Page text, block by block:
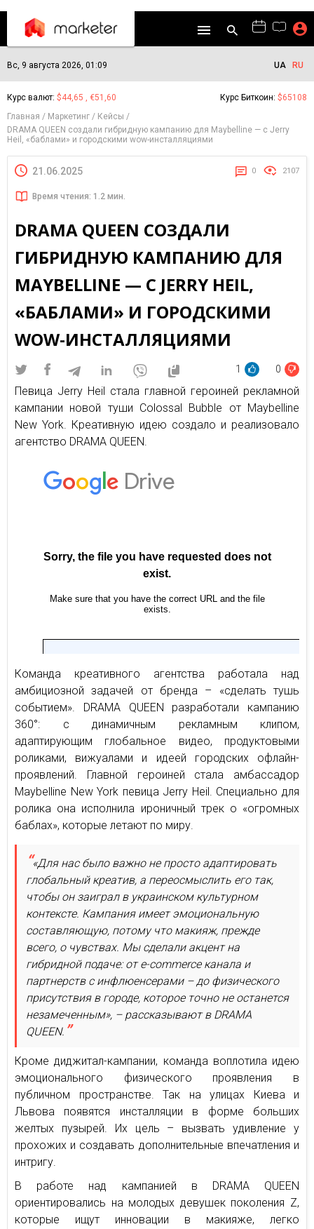
Вс, 9 августа 2026, 01:09 UA RU
Курс валют: $44,65 , €51,60 Курс Биткоин: $65108
Главная
Маркетинг
Кейсы
DRAMA QUEEN создали гибридную кампанию для Maybelline — с Jerry
Heil, «баблами» и городскими wow-инсталляциями
21.06.2025 0 2107
Время чтения: 1.2 мин.
DRAMA QUEEN СОЗДАЛИ
ГИБРИДНУЮ КАМПАНИЮ ДЛЯ
MAYBELLINE — С JERRY HEIL,
«БАБЛАМИ» И ГОРОДСКИМИ
WOW-ИНСТАЛЛЯЦИЯМИ
1 0
Певица Jerry Heil стала главной героиней рекламной
кампании новой туши Colossal Bubble от Maybelline
New York. Креативную идею создало и реализовало
агентство DRAMA QUEEN.
Команда креативного агентства работала над
амбициозной задачей от бренда – «сделать тушь
событием». DRAMA QUEEN разработали кампанию
360°: с динамичным рекламным клипом,
адаптирующим глобальное видео, продуктовыми
роликами, вижуалами и идеей городских офлайн-
проявлений. Главной героиней стала амбассадор
Maybelline New York певица Jerry Heil. Специально для
ролика она исполнила ироничный трек о «огромных
баблах», которые летают по миру.
«Для нас было важно не просто адаптировать
глобальный креатив, а переосмыслить его так,
чтобы он заиграл в украинском культурном
контексте. Кампания имеет эмоциональную
составляющую, потому что макияж, прежде
всего, о чувствах. Мы сделали акцент на
гибридной подаче: от e-commerce канала и
партнерств с инфлюенсерами – до физического
присутствия в городе, которое точно не останется
незамеченным», – рассказывают в DRAMA
QUEEN.
Кроме диджитал-кампании, команда воплотила идею
эмоционального физического проявления в
публичном пространстве. Так на улицах Киева и
Львова появятся инсталляции в форме больших
желтых пузырей. Их цель – вызвать удивление у
прохожих и создавать дополнительные впечатления и
интригу.
В работе над кампанией в DRAMA QUEEN
ориентировались на молодых девушек поколения Z,
которые ищут инновации в макияже, легко